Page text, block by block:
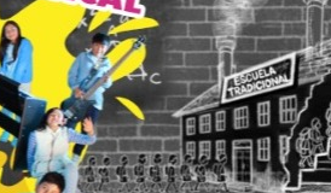
y los materiales expuestos; que
arte, música, matemáticas,
práctica, actividades para el
de los sentidos.